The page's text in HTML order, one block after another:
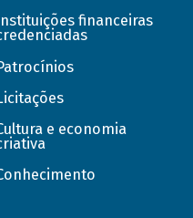
Instituições financeiras
e economia